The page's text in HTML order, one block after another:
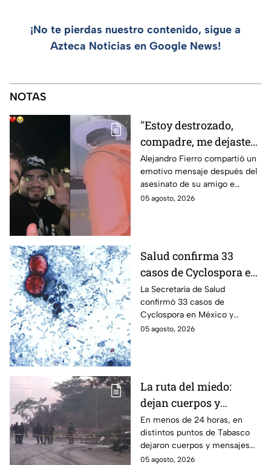
¡No te pierdas nuestro contenido, sigue a
Azteca Noticias en Google News!
NOTAS
"Estoy destrozado,
compadre, me dejaste":
Así reaccionó
Alejandro Fierro al
asesinato del
influencer César
Alejandro Fierro compartió un
emotivo mensaje después del
asesinato de su amigo e
influencer César Gastélum;
05 agosto, 2026
Salud confirma 33
casos de Cyclospora en
México: ¿en qué estado
se reportan los brotes
de diarrea explosiva?
La Secretaría de Salud
confirmó 33 casos de
Cyclospora en México y
mantiene investigaciones en
05 agosto, 2026
La ruta del miedo:
dejan cuerpos y
mensajes criminales
en carreteras de
Tabasco en un solo día
En menos de 24 horas, en
distintos puntos de Tabasco
dejaron cuerpos y mensajes
criminales en varias carreteras
05 agosto, 2026